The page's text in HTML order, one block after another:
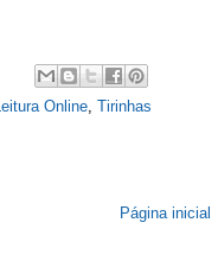
Leitura Online Tirinhas
Página inicial